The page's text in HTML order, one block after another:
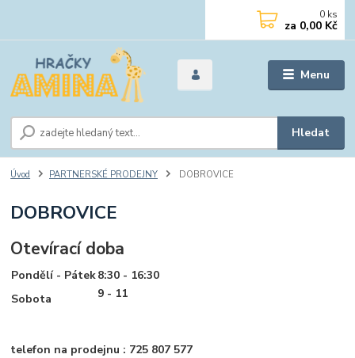
Menu
Hledat
0 ks
za 0,00 Kč
Úvod PARTNERSKÉ PRODEJNY DOBROVICE
DOBROVICE
Otevírací doba
Pondělí - Pátek8:30 - 16:30
Sobota
9 - 11
telefon na prodejnu : 725 807 577